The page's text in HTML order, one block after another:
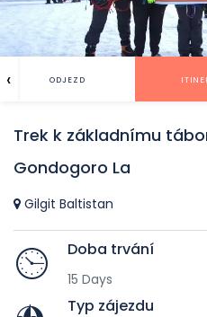
ODJEZD
‹
Trek k základnímu
Gondogoro La
Gilgit Baltistan
Doba trvání
15 Days
Typ zájezdu